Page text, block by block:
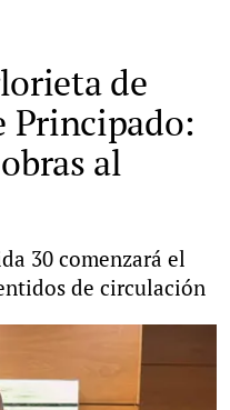
de
Principado:
al
30 comenzará el
de circulación